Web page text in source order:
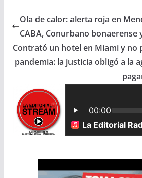
e
b
o
k
t
s
A
p
i
l
Ola de calor: alerta roja en
CABA, Conurbano bonaerense
Contrató un hotel en Miami y no
pandemia: la justicia obligó a la